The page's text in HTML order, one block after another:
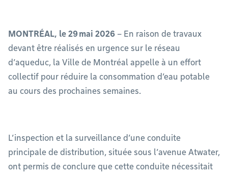
MONTRÉAL, le 29 mai 2026 – En raison de travaux
devant être réalisés en urgence sur le réseau
d’aqueduc, la Ville de Montréal appelle à un effort
collectif pour réduire la consommation d’eau potable
au cours des prochaines semaines.
L’inspection et la surveillance d’une conduite
principale de distribution, située sous l’avenue Atwater,
ont permis de conclure que cette conduite nécessitait